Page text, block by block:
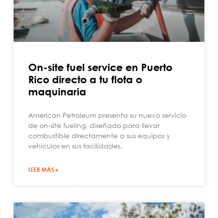
On-site fuel service en Puerto
Rico directo a tu flota o
maquinaria
American Petroleum presenta su nuevo servicio
de on-site fueling, diseñado para llevar
combustible directamente a sus equipos y
vehículos en sus facilidades.
LEER MÁS »